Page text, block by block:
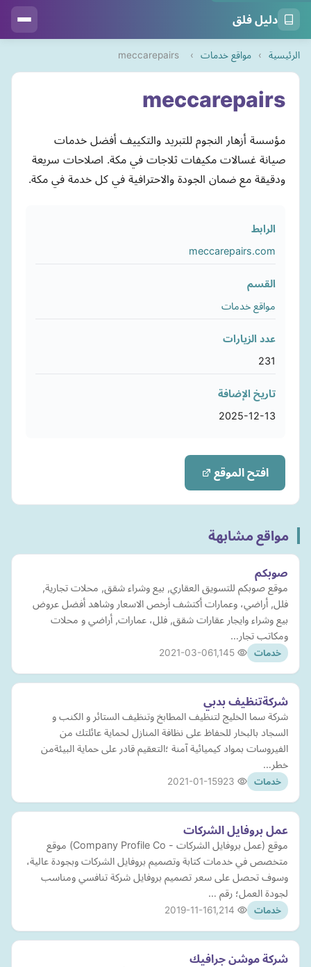
دليل فلق
الرئيسية › مواقع خدمات ›
meccarepairs
meccarepairs
مؤسسة أزهار النجوم للتبريد والتكييف أفضل خدمات
صيانة غسالات مكيفات ثلاجات في مكة. اصلاحات سريعة
ودقيقة مع ضمان الجودة والاحترافية في كل خدمة في مكة.
الرابط
meccarepairs.com
القسم
مواقع خدمات
عدد الزيارات
231
تاريخ الإضافة
2025-12-13
افتح الموقع
مواقع مشابهة
صوبكم
موقع صوبكم للتسويق العقاري, بيع وشراء شقق, محلات تجارية,
فلل, أراضي، وعمارات أكتشف أرخص الاسعار وشاهد أفضل عروض
بيع وشراء وايجار عقارات شقق, فلل، عمارات, أراضي و محلات
ومكاتب تجار…
خدمات 2021-03-06
شركةتنظيف بدبي
شركة سما الخليج لتنظيف المطابخ وتنظيف الستائر و الكنب و
السجاد بالبخار للحفاظ على نظافة المنازل لحماية عائلتك من
الفيروسات بمواد كيميائية آمنة ؛التعقيم قادر على حماية البيئةمن
خطر…
خدمات 2021-01-15
عمل بروفايل الشركات
موقع (عمل بروفايل الشركات - Company Profile Co) موقع
متخصص في خدمات كتابة وتصميم بروفايل الشركات وبجودة عالية،
وسوف تحصل على سعر تصميم بروفايل شركة تنافسي ومناسب
لجودة العمل؛ رقم …
خدمات 2019-11-16
شركة موشن جرافيك